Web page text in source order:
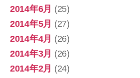
2014年6月 (25)
2014年5月 (27)
2014年4月 (26)
2014年3月 (26)
2014年2月 (24)